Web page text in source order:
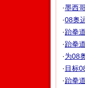
·墨西
·08奥
·跆拳
·跆拳
·为08
· 目标
·跆拳